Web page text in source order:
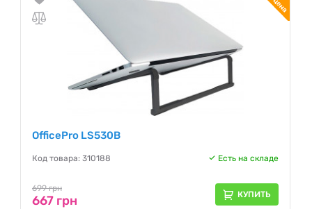
OfficePro LS530B
Код товара: 310188 Есть на складе
699 грн
667 грн КУПИТЬ